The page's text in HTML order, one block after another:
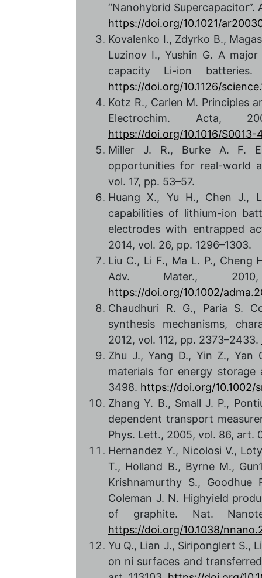
“Nanohybrid Supercapacitor”.
https://doi.org/10.1021/
Kovalenko I., Zdyrko B.,
Luzinov I., Yushin G. A
capacity Li-ion
https://doi.org/10.1126/
Kotz R., Carlen M. Principles
Electrochim. Acta,
https://doi.org/10.1016/S0013-
Miller J. R., Burke A. F.
opportunities for real-world
vol. 17, pp. 53–57.
Huang X., Yu H., Chen J.,
capabilities of lithium-ion
electrodes with entrapped
2014, vol. 26, pp. 1296–1303.
Liu C., Li F., Ma L. P., Cheng
Adv. Mater.,
https://doi.org/10.1002/
Chaudhuri R. G., Paria S.
synthesis mechanisms,
2012, vol. 112, pp. 2373–2433.
Zhu J., Yang D., Yin Z., Yan
materials for energy storage
3498. https://doi.org/10.1002/
Zhang Y. B., Small J. P.,
dependent transport
Phys. Lett., 2005, vol. 86, art.
Hernandez Y., Nicolosi V.,
T., Holland B., Byrne M.,
Krishnamurthy S.,
Coleman J. N. Highyield
of graphite. Nat.
https://doi.org/10.1038/
Yu Q., Lian J., Siriponglert S.,
on ni surfaces and